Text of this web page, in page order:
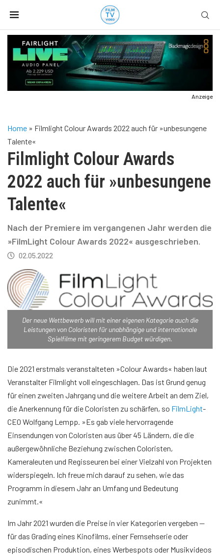
Anzeige
Home » Filmlight Colour Awards 2022 auch für »unbesungene
Talente«
Filmlight Colour Awards
2022 auch für »unbesungene
Talente«
Nach der Premiere im vergangenen Jahr werden die
»FilmLight Colour Awards 2022« ausgeschrieben.
02.05.2022
Der neue Wettbewerb will mit einer eigenen Kategorie auch die
Leistungen von Coloristen für unabhängige und internationale
Spielfilme mit geringerem Budget würdigen.
Die 2021 erstmals veranstalteten »Colour Awards« haben laut
Veranstalter Filmlight voll eingeschlagen. Das ist Grund genug
für einen zweiten Jahrgang und die weitere Arbeit an dem Ziel,
die Anerkennung für die Coloristen zu schärfen, so FilmLight-
CEO Wolfgang Lempp. »Es gab viele hervorragende
Einsendungen von Coloristen aus über 45 Ländern, die die
außergewöhnliche Beziehung zwischen Coloristen,
Kameraleuten und Regisseuren bei einer Vielzahl von Projekten
widerspiegeln. Ich freue mich darauf zu sehen, wie das
Programm in diesem Jahr an Umfang und Bedeutung
zunimmt.«
Im Jahr 2021 wurden die Preise in vier Kategorien vergeben —
für das Grading eines Kinofilms, einer Fernsehserie oder
episodischen Produktion, eines Werbespots oder Musikvideos